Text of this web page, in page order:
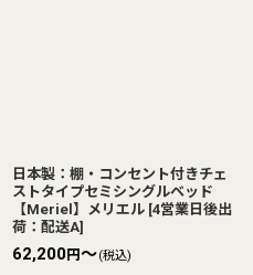
日本製：棚・コンセント付きチェ
ストタイプセミシングルベッド
【Meriel】メリエル [4営業日後出
荷：配送A]
62,200円～(税込)